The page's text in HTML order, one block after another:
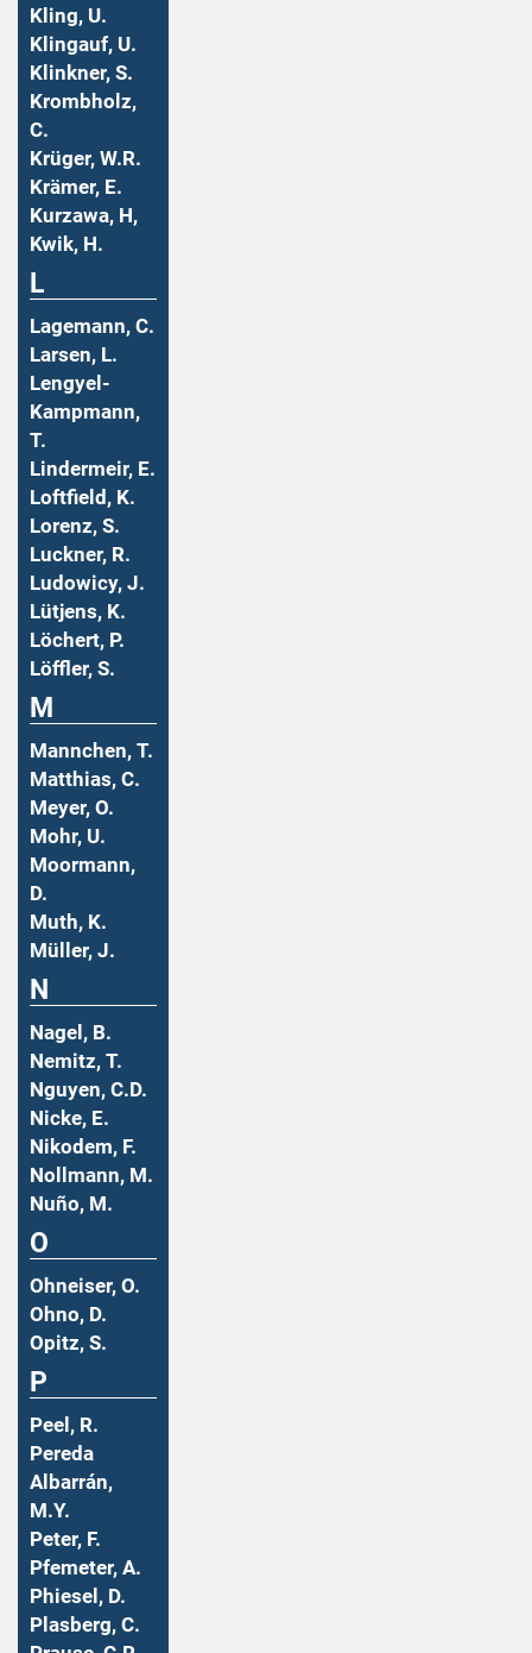
Kling, U.
Klingauf, U.
Klinkner, S.
Krombholz,
C.
Krüger, W.R.
Krämer, E.
Kurzawa, H,
Kwik, H.
L
Lagemann, C.
Larsen, L.
Lengyel-
Kampmann,
T.
Lindermeir, E.
Loftfield, K.
Lorenz, S.
Luckner, R.
Ludowicy, J.
Lütjens, K.
Löchert, P.
Löffler, S.
M
Mannchen, T.
Matthias, C.
Meyer, O.
Mohr, U.
Moormann,
D.
Muth, K.
Müller, J.
N
Nagel, B.
Nemitz, T.
Nguyen, C.D.
Nicke, E.
Nikodem, F.
Nollmann, M.
Nuño, M.
O
Ohneiser, O.
Ohno, D.
Opitz, S.
P
Peel, R.
Pereda
Albarrán,
M.Y.
Peter, F.
Pfemeter, A.
Phiesel, D.
Plasberg, C.